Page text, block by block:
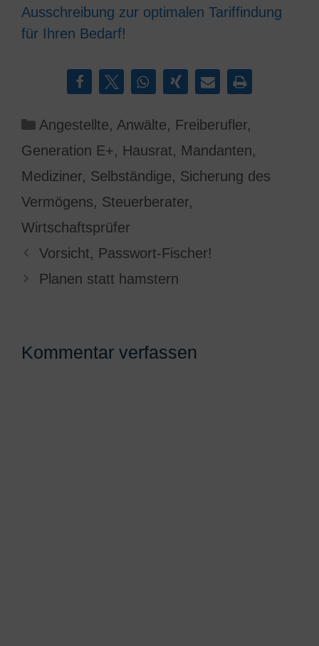
Ausschreibung zur optimalen Tariffindung
für Ihren Bedarf!
Kategorien
Angestellte, Anwälte, Freiberufler,
Generation E+, Hausrat, Mandanten,
Mediziner, Selbständige, Sicherung des
Vermögens, Steuerberater,
Wirtschaftsprüfer
Vorsicht, Passwort-Fischer!
Planen statt hamstern
Kommentar verfassen